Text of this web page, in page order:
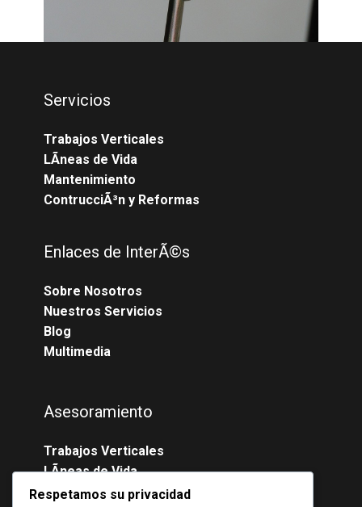
Servicios
Trabajos Verticales
LÃ­neas de Vida
Mantenimiento
ContrucciÃ³n y Reformas
Enlaces de InterÃ©s
Sobre Nosotros
Nuestros Servicios
Blog
Multimedia
Asesoramiento
Trabajos Verticales
LÃ­neas de Vida
Mantenimiento
Respetamos su privacidad